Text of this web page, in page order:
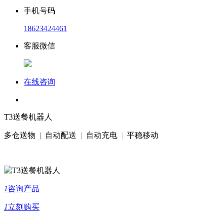
手机号码
18623424461
客服微信
在线咨询
T3送餐机器人
多仓送物 | 自动配送 | 自动充电 | 平稳移动
1咨询产品
1立刻购买